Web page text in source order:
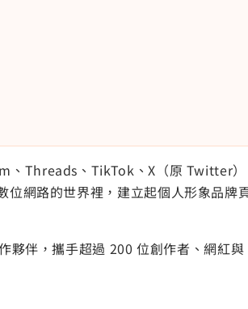
、Threads、TikTok、X（原 Twitter
網路的世界裡，建立起個人形象品牌
夥伴，攜手超過 200 位創作者、網紅與